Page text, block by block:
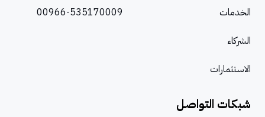
الخدمات
الشركاء
الاستثمارات
00966-535170009
شبكات التواصل